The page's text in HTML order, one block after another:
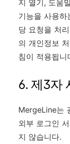
지 열기, 도움
기능을 사용
당 요청을 처
의 개인정보
침이 적용됩니
6. 제3자
MergeLine는
외부 로그인
지 않습니다.